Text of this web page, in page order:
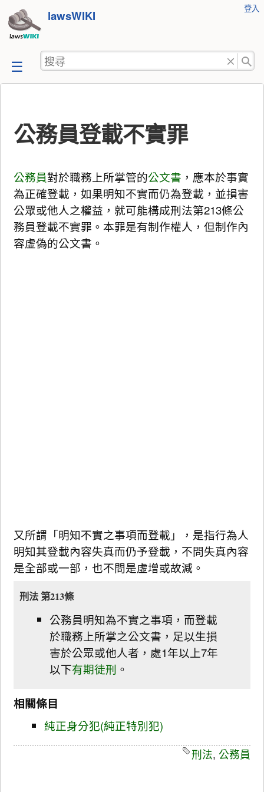
跳
至
容
lawsWIKI
工
登入
搜
尋
公務員登載不實罪
公務員對於職務上所掌管的公文書 ，應本於事實
為正確登載，如果明知不實而仍為登載，並損害
公眾或他人之權益，就可能構成刑法第213條公
務員登載不實罪。本罪是有制作權人，但制作內
容虛偽的公文書。
又所謂「明知不實之事項而登載」，是指行為人
明知其登載內容失真而仍予登載，不問失真內容
是全部或一部，也不問是虛增或故減。
刑法 第213條
公務員明知為不實之事項，而登載
於職務上所掌之公文書，足以生損
害於公眾或他人者，處1年以上7年
以下有期徒刑 。
相關條目
純正身分犯(純正特別犯)
刑法, 公務員